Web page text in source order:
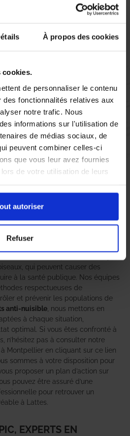
À propos des cookies
cookies.
de personnaliser le contenu
fonctionnalités relatives aux
notre trafic. Nous
informations sur l'utilisation de
de médias sociaux, de
peuvent combiner celles-ci
que vous leur avez fournies
de votre utilisation de leurs
autoriser
Refuser
par carte bancaire ou par
mail.
d’évaluation de votre expérience
AS DE PIC.
et les entreprises. Les
d’As de Pic sont là pour vous
qui peuvent causer des
à la santé publique. Nos équipes
respectueuses de
et prévenir les populations de
anti-nuisible , nous mettons en
à chaque situation,
optimal. Si vous êtes confronté à
n’hésitez pas à consulter notre
Montpellier en cliquant sur ce lien
sommes à votre disposition pour
proposer un plan d’action sur
pouvez être assuré d’une
pour retrouver un
à Lattes.
EXPERTS EN